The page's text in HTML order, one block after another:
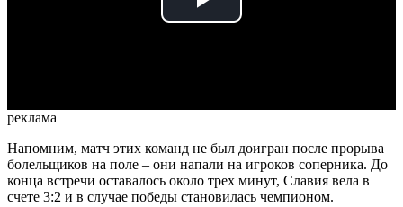
Play
реклама
Напомним, матч этих команд не был доигран после прорыва
болельщиков на поле – они напали на игроков соперника. До
конца встречи оставалось около трех минут, Славия вела в
счете 3:2 и в случае победы становилась чемпионом.